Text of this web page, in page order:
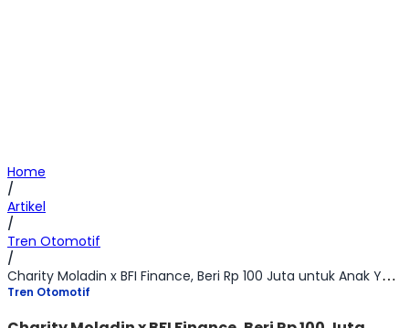
Home
/
Artikel
/
Tren Otomotif
/
Charity Moladin x BFI Finance, Beri Rp 100 Juta untuk Anak Yatim
Tren Otomotif